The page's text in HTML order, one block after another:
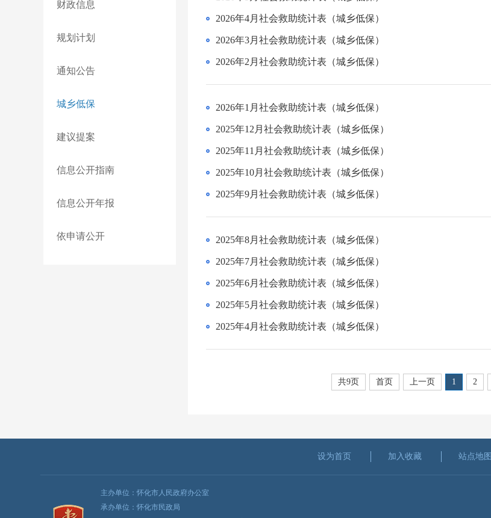
财政信息
规划计划
通知公告
城乡低保
建议提案
信息公开指南
信息公开年报
依申请公开
2026年4月社会救助统计表（城乡低保）
2026年3月社会救助统计表（城乡低保）
2026年2月社会救助统计表（城乡低保）
2026年1月社会救助统计表（城乡低保）
2025年12月社会救助统计表（城乡低保）
2025年11月社会救助统计表（城乡低保）
2025年10月社会救助统计表（城乡低保）
2025年9月社会救助统计表（城乡低保）
2025年8月社会救助统计表（城乡低保）
2025年7月社会救助统计表（城乡低保）
2025年6月社会救助统计表（城乡低保）
2025年5月社会救助统计表（城乡低保）
2025年4月社会救助统计表（城乡低保）
共9页 首页 上一页 1 2
设为首页 加入收藏 站点地图
主办单位：怀化市人民政府办公室
承办单位：怀化市民政局